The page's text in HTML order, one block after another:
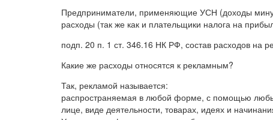
Предприниматели, применяющие УСН (доходы
расходы (так же как и плательщики налога на
подп. 20 п. 1 ст. 346.16 НК РФ, состав расходов на
Какие же расходы относятся к рекламным?
Так, рекламой называется:
распространяемая в любой форме, с помощью
лице, виде деятельности, товарах, идеях и